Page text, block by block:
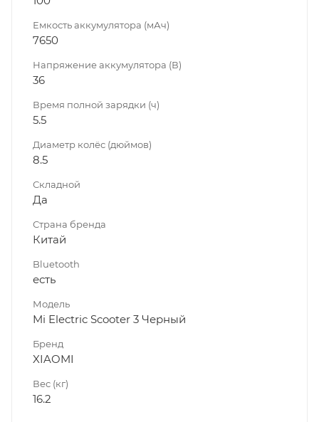
Емкость аккумулятора (мАч)
7650
Напряжение аккумулятора (В)
36
Время полной зарядки (ч)
5.5
Диаметр колёс (дюймов)
8.5
Складной
Да
Страна бренда
Китай
Bluetooth
есть
Модель
Mi Electric Scooter 3 Черный
Бренд
XIAOMI
Вес (кг)
16.2